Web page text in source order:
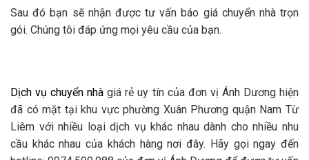
Sau đó bạn sẽ nhận được tư vấn báo giá chuyển nhà trọn
gói. Chúng tôi đáp ứng mọi yêu cầu của bạn.
Dịch vụ chuyển nhà giá rẻ uy tín của đơn vị Ánh Dương hiện
đã có mặt tại khu vực phường Xuân Phương quận Nam Từ
Liêm với nhiều loại dịch vụ khác nhau dành cho nhiều nhu
cầu khác nhau của khách hàng nơi đây. Hãy gọi ngay đến